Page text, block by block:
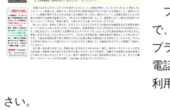
で
プ
電
利
さい。